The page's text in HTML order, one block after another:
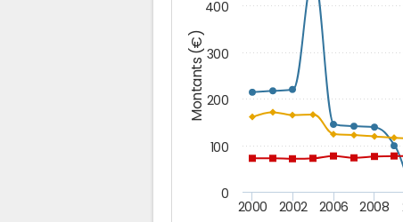
Montants (€)
2000 2002 2006 2008
0
100
200
300
400